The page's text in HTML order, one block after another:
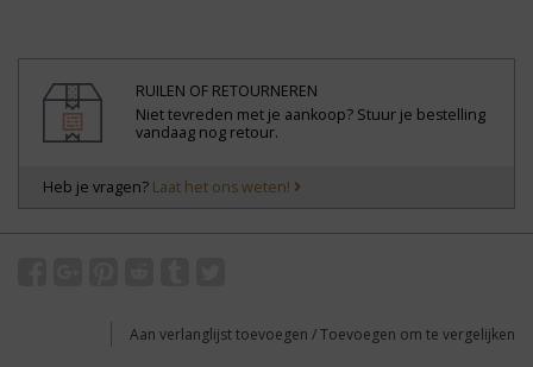
RUILEN OF RETOURNEREN
Niet tevreden met je aankoop? Stuur je bestelling
vandaag nog retour.
Heb je vragen? Laat het ons weten!
Aan verlanglijst toevoegen /Toevoegen om te vergelijken